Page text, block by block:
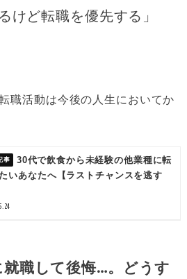
けど転職を優先する」
職活動は今後の人生においてか
30代で飲食から未経験の他業種に転
いあなたへ【ラストチャンスを逃す
職して後悔…。どうす